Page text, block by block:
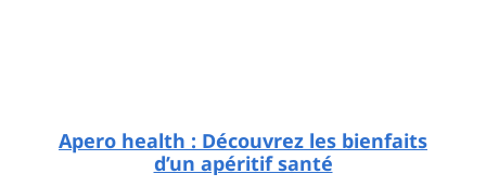
Apero health : Découvrez les bienfaits
d’un apéritif santé